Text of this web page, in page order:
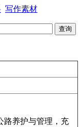
写作素材
养护与管理，充